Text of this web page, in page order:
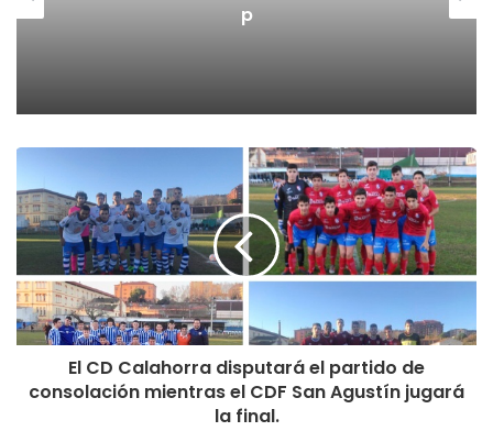
p
El CD Calahorra disputará el partido de
consolación mientras el CDF San Agustín jugará
la final.